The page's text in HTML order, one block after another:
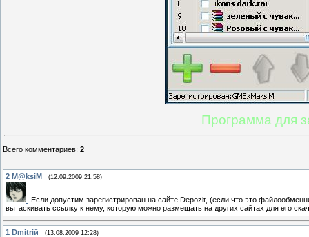
Программа для
Всего комментариев: 2
2 M@ksiM (12.09.2009 21:58)
Если допустим зарегистрирован на сайте Depozit, (если что это
вытаскивать ссылку к нему, которую можно размещать на других сайтах для его
1 Dmitriй (13.08.2009 12:28)